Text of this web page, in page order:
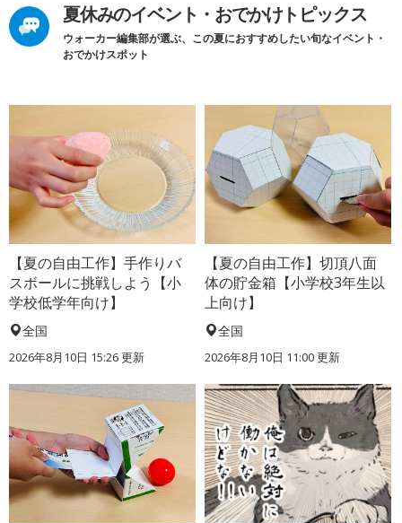
夏休みのイベント・おでかけトピックス
ウォーカー編集部が選ぶ、この夏におすすめしたい旬なイベント・
おでかけスポット
【夏の自由工作】手作りバ
スボールに挑戦しよう【小
学校低学年向け】
全国
2026年8月10日 15:26更新
【夏の自由工作】切頂八面
体の貯金箱【小学校3年生以
上向け】
全国
2026年8月10日 11:00更新